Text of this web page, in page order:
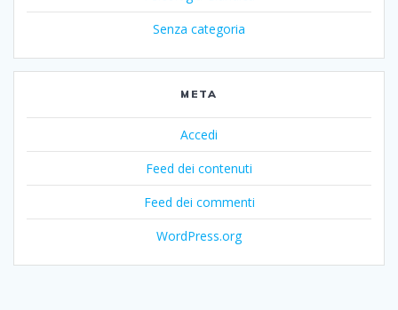
Senza categoria
META
Accedi
Feed dei contenuti
Feed dei commenti
WordPress.org